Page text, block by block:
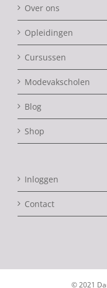
Over ons
Opleidingen
Cursussen
Modevakscholen
Blog
Shop
Inloggen
Contact
© 2021